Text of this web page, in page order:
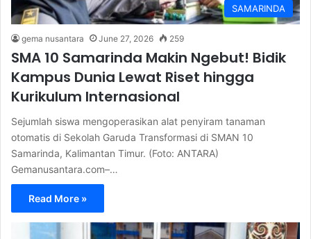
SAMARINDA
gema nusantara June 27, 2026 259
SMA 10 Samarinda Makin Ngebut! Bidik
Kampus Dunia Lewat Riset hingga
Kurikulum Internasional
Sejumlah siswa mengoperasikan alat penyiram tanaman
otomatis di Sekolah Garuda Transformasi di SMAN 10
Samarinda, Kalimantan Timur. (Foto: ANTARA)
Gemanusantara.com–…
Read More »